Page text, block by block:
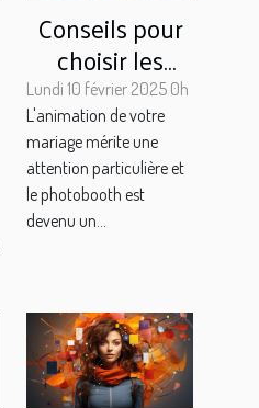
Conseils pour
choisir les
accessoires
parfaits pour
votre
photobooth de
mariage
Lundi 10 février 2025 0h
L'animation de votre
mariage mérite une
attention particulière et
le photobooth est
devenu un...